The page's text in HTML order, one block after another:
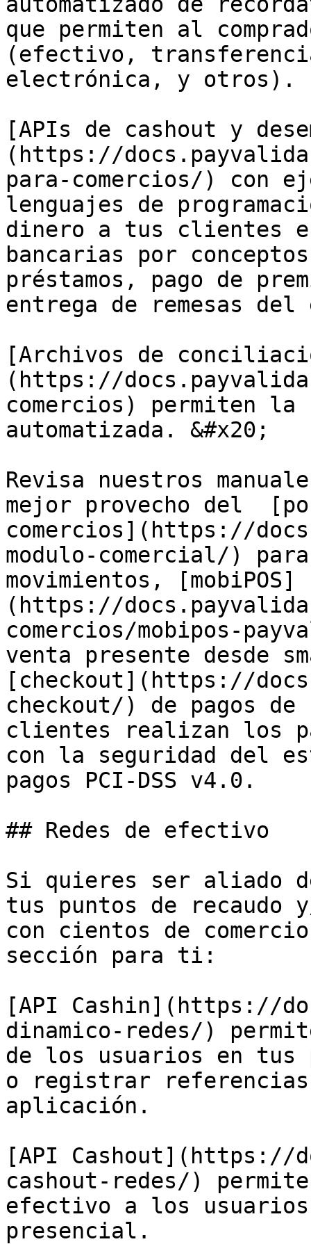
que permiten al
(efectivo,
electrónica, y otros).
[APIs de cashout y
(https://
para-comercios/) con
lenguajes de
dinero a tus clientes
bancarias por conceptos
préstamos, pago de
entrega de remesas
[Archivos de
(https://
comercios) permiten
automatizada. &#x20;
Revisa nuestros
mejor provecho del
comercios](https://
modulo-comercial/)
movimientos, [mobiPOS]
(https://
comercios/mobipos-
venta presente desde
[checkout](https://
checkout/) de pagos de
clientes realizan los
con la seguridad del
pagos PCI-DSS v4.0.
## Redes de efectivo
Si quieres ser aliado
tus puntos de recaudo
con cientos de
sección para ti:
[API Cashin](https://
dinamico-redes/)
de los usuarios en tus
o registrar referencias
aplicación.
[API Cashout](https://
cashout-redes/)
efectivo a los
presencial.